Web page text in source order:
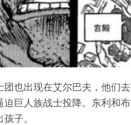
团也出现在艾尔巴夫，他们
迫巨人族战士投降。东利和
子。